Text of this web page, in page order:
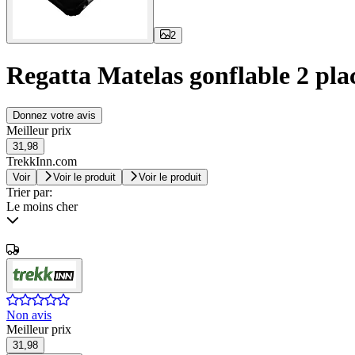
2
Regatta Matelas gonflable 2
Donnez votre avis
Meilleur prix
31,98
TrekkInn.com
Voir Voir le produit Voir le produit
Trier par:
Le moins cher
Non avis
Meilleur prix
31,98